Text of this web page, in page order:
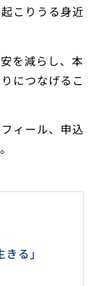
こりうる身近
を減らし、本
につなげるこ
ィール、申込
る」